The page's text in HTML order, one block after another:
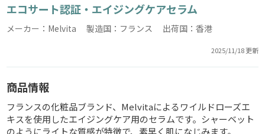
エコサート認証・エイジングケアセラム
メーカー：Melvita 製造国：フランス 出荷国：香港
2025/11/18 更新
商品情報
フランスの化粧品ブランド、Melvitaによるワイルドローズエ
キスを使用したエイジングケア用のセラムです。シャーベット
のようにライトな質感が特徴で、素早く肌になじみます。